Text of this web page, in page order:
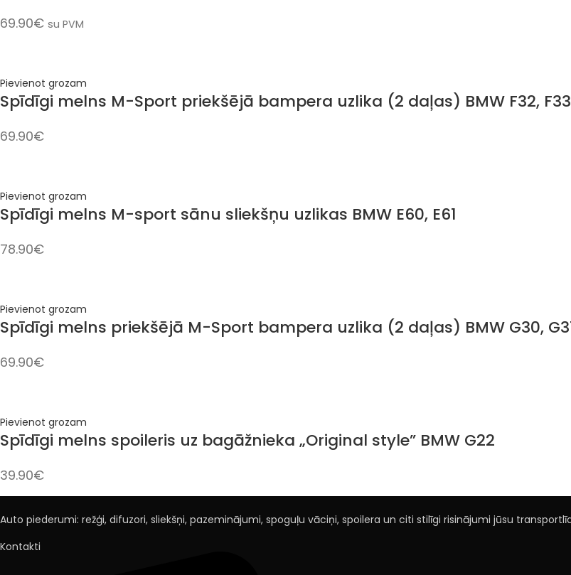
69.90€ su PVM
Pievienot grozam
Spīdīgi melns M-Sport priekšējā bampera uzlika (2 daļas) BMW F32,
69.90€
Pievienot grozam
Spīdīgi melns M-sport sānu sliekšņu uzlikas BMW E60, E61
78.90€
Pievienot grozam
Spīdīgi melns priekšējā M-Sport bampera uzlika (2 daļas) BMW G30,
69.90€
Pievienot grozam
Spīdīgi melns spoileris uz bagāžnieka „Original style” BMW G22
39.90€
Auto piederumi: režģi, difuzori, sliekšņi, pazeminājumi, spoguļu vāciņi, spoilera un citi stilīgi risinājumi jūsu
Kontakti